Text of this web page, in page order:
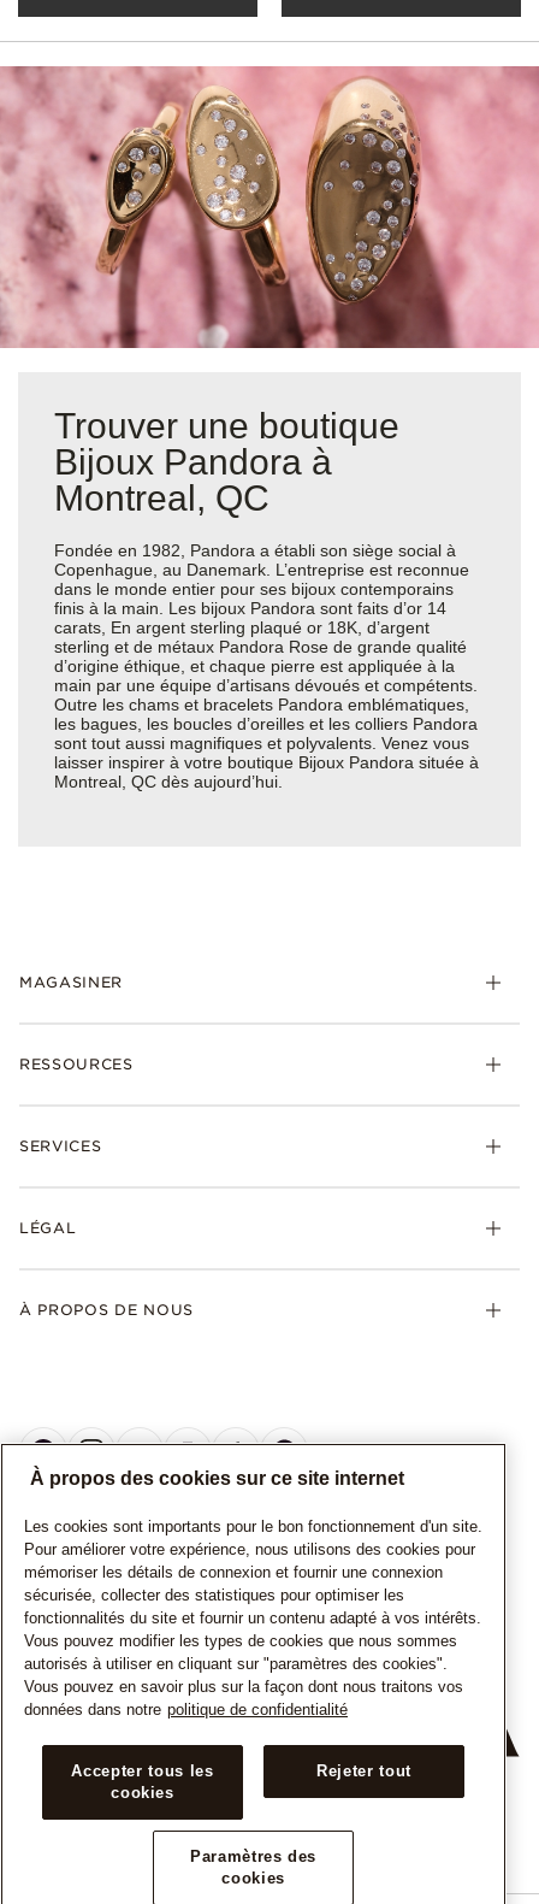
Trouver une boutique
Bijoux Pandora à
Montreal, QC
Fondée en 1982, Pandora a établi son siège social à
Copenhague, au Danemark. L’entreprise est reconnue
dans le monde entier pour ses bijoux contemporains
finis à la main. Les bijoux Pandora sont faits d’or 14
carats, En argent sterling plaqué or 18K, d’argent
sterling et de métaux Pandora Rose de grande qualité
d’origine éthique, et chaque pierre est appliquée à la
main par une équipe d’artisans dévoués et compétents.
Outre les chams et bracelets Pandora emblématiques,
les bagues, les boucles d’oreilles et les colliers Pandora
sont tout aussi magnifiques et polyvalents. Venez vous
laisser inspirer à votre boutique Bijoux Pandora située à
Montreal, QC dès aujourd’hui.
MAGASINER
RESSOURCES
SERVICES
LÉGAL
À PROPOS DE NOUS
CANADA Français
© TOUS DROITS RESERVES. 2026 Pandora
À propos des cookies sur ce site internet
Les cookies sont importants pour le bon fonctionnement d'un site.
Pour améliorer votre expérience, nous utilisons des cookies pour
mémoriser les détails de connexion et fournir une connexion
sécurisée, collecter des statistiques pour optimiser les
fonctionnalités du site et fournir un contenu adapté à vos intérêts.
Vous pouvez modifier les types de cookies que nous sommes
autorisés à utiliser en cliquant sur "paramètres des cookies".
Vous pouvez en savoir plus sur la façon dont nous traitons vos
données dans notre politique de confidentialité
Accepter tous les
cookies
Rejeter tout
Paramètres des
cookies